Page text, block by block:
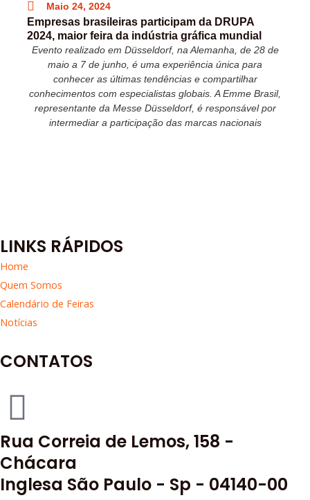
Maio 24, 2024
Empresas brasileiras participam da DRUPA
2024, maior feira da indústria gráfica mundial
Evento realizado em Düsseldorf, na Alemanha, de 28 de
maio a 7 de junho, é uma experiência única para
conhecer as últimas tendências e compartilhar
conhecimentos com especialistas globais. A Emme Brasil,
representante da Messe Düsseldorf, é responsável por
intermediar a participação das marcas nacionais
LINKS RÁPIDOS
Home
Quem Somos
Calendário de Feiras
Notícias
CONTATOS
Rua Correia de Lemos, 158 -
Chácara
Inglesa São Paulo - Sp - 04140-00